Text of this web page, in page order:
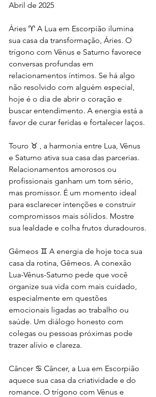
Abril de 2025
Áries ♈️ A Lua em Escorpião ilumina
sua casa da transformação, Áries. O
trígono com Vênus e Saturno favorece
conversas profundas em
relacionamentos íntimos. Se há algo
não resolvido com alguém especial,
hoje é o dia de abrir o coração e
buscar entendimento. A energia está a
favor de curar feridas e fortalecer laços.
Touro ♉️ , a harmonia entre Lua, Vênus
e Saturno ativa sua casa das parcerias.
Relacionamentos amorosos ou
profissionais ganham um tom sério,
mas promissor. É um momento ideal
para esclarecer intenções e construir
compromissos mais sólidos. Mostre
sua lealdade e colha frutos duradouros.
Gêmeos ♊️ A energia de hoje toca sua
casa da rotina, Gêmeos. A conexão
Lua-Vênus-Saturno pede que você
organize sua vida com mais cuidado,
especialmente em questões
emocionais ligadas ao trabalho ou
saúde. Um diálogo honesto com
colegas ou pessoas próximas pode
trazer alívio e clareza.
Câncer ♋️ Câncer, a Lua em Escorpião
aquece sua casa da criatividade e do
romance. O trígono com Vênus e